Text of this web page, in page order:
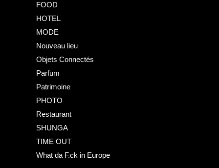
FOOD
HOTEL
MODE
Nouveau lieu
Objets Connectés
Parfum
Patrimoine
PHOTO
Restaurant
SHUNGA
TIME OUT
What da F.ck in Europe